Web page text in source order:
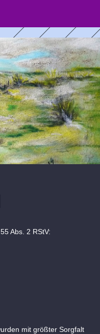
Abs. 2 RStV:
mit größter Sorgfalt